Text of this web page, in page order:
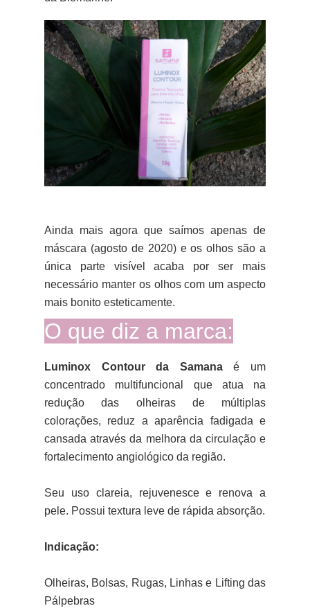
Ainda mais agora que saímos apenas de
máscara (agosto de 2020) e os olhos são a
única parte visível acaba por ser mais
necessário manter os olhos com um aspecto
mais bonito esteticamente.
O que diz a marca:
Luminox Contour da Samanaé um
concentrado multifuncional que atua na
redução das olheiras de múltiplas
colorações, reduz a aparência fadigada e
cansada através da melhora da circulação e
fortalecimento angiológico da região.
Seu uso clareia, rejuvenesce e renova a
pele. Possui textura leve de rápida absorção.
Indicação:
Olheiras, Bolsas, Rugas, Linhas e Lifting das
Pálpebras